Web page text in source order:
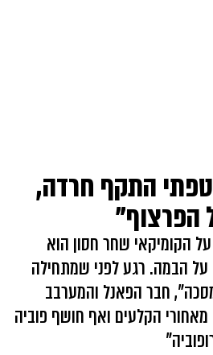
התקף חרדה,
הפרצוף"
הקומיקאי שחר חסון הוא
הבמה. רגע לפני שמתחילה
חבר הפאנל והמערבב
הקלעים ואף חושף פוביה